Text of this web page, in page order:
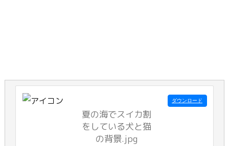
夏の海でスイカ割
をしている犬と猫
の背景.jpg
ダウンロード